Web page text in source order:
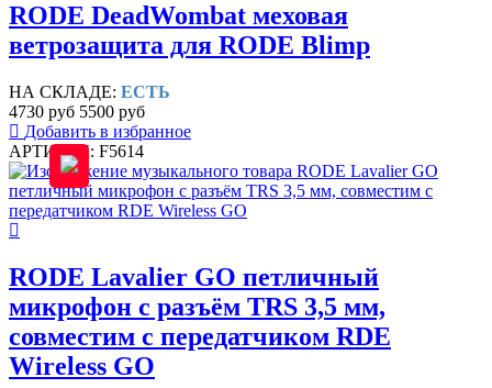
RODE DeadWombat меховая
ветрозащита для RODE Blimp
НА СКЛАДЕ: ЕСТЬ
4730 руб 5500 руб
Добавить в избранное
АРТИКУЛ: F5614
RODE Lavalier GO петличный
микрофон c разъём TRS 3,5 мм,
совместим с передатчиком RDE
Wireless GO